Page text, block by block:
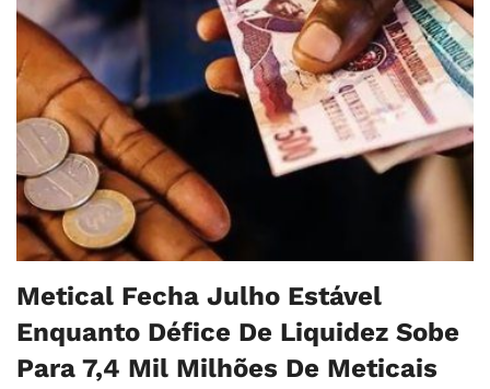
Metical Fecha Julho Estável
Enquanto Défice De Liquidez Sobe
Para 7,4 Mil Milhões De Meticais